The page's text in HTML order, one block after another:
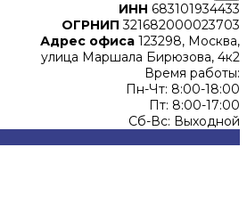
ИНН 683101934433
ОГРНИП 321682000023703
Адрес офиса 123298, Москва,
улица Маршала Бирюзова, 4к2
Время работы:
Пн-Чт: 8:00-18:00
Пт: 8:00-17:00
Сб-Вс: Выходной